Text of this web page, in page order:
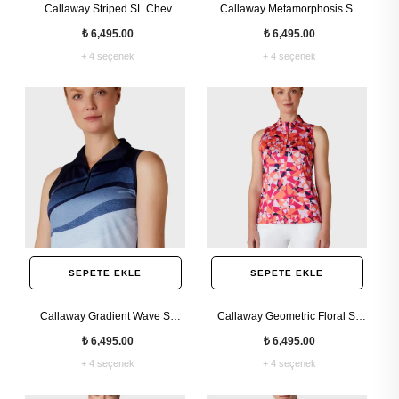
Callaway Striped SL Chev
₺ 6,495.00
+ 4 seçenek
Callaway Metamorphosis SL
₺ 6,495.00
+ 4 seçenek
SEPETE EKLE
Callaway Gradient Wave SL
₺ 6,495.00
+ 4 seçenek
SEPETE EKLE
Callaway Geometric Floral SL
₺ 6,495.00
+ 4 seçenek